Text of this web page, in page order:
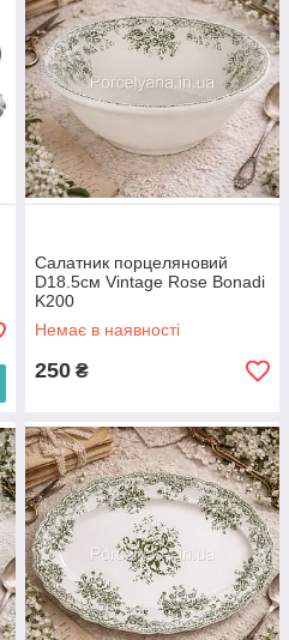
Салатник порцеляновий
D18.5см Vintage Rose Bonadi
K200
Немає в наявності
250 ₴